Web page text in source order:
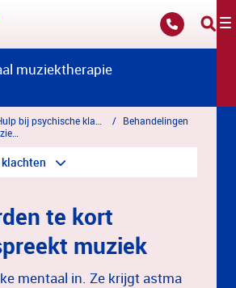
gaan
muziektherapie
Behandelingen
te kort
muziek
mentaal in. Ze krijgt astma